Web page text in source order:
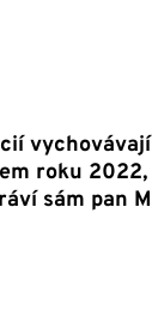
roku
sám pan